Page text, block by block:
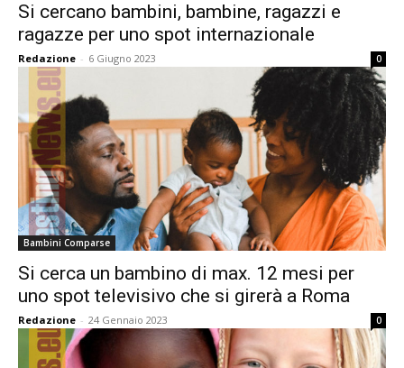
Si cercano bambini, bambine, ragazzi e
ragazze per uno spot internazionale
Redazione - 6 Giugno 2023 0
Bambini Comparse
Si cerca un bambino di max. 12 mesi per
uno spot televisivo che si girerà a Roma
Redazione - 24 Gennaio 2023 0